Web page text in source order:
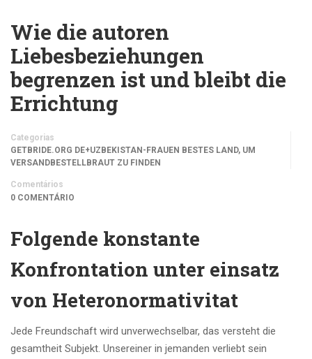
Wie die autoren
Liebesbeziehungen
begrenzen ist und bleibt die
Errichtung
Categorias
GETBRIDE.ORG DE+UZBEKISTAN-FRAUEN BESTES LAND, UM
VERSANDBESTELLBRAUT ZU FINDEN
Comentários
0 COMENTÁRIO
Folgende konstante
Konfrontation unter einsatz
von Heteronormativitat
Jede Freundschaft wird unverwechselbar, das versteht die
gesamtheit Subjekt. Unsereiner in jemanden verliebt sein